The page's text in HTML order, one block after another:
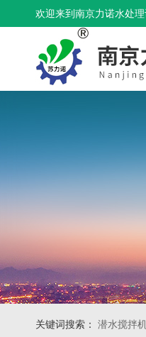
欢迎来到南京力诺水处理
关键词搜索： 潜水搅拌机